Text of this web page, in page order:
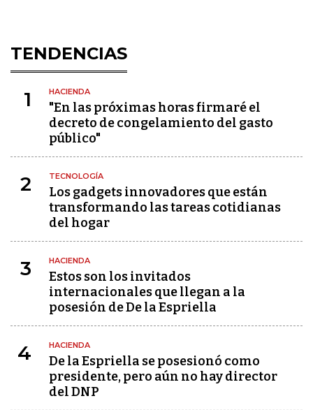
TENDENCIAS
1 HACIENDA
"En las próximas horas firmaré el
decreto de congelamiento del gasto
público"
2 TECNOLOGÍA
Los gadgets innovadores que están
transformando las tareas cotidianas
del hogar
3 HACIENDA
Estos son los invitados
internacionales que llegan a la
posesión de De la Espriella
4 HACIENDA
De la Espriella se posesionó como
presidente, pero aún no hay director
del DNP